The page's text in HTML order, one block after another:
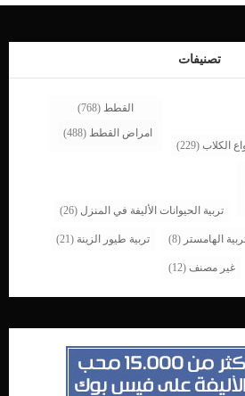
تصنيفات
الكلاب (229)
القطط (768)
امراض القطط (488)
تربية الحيوانات الأليفة في المنزل (26)
الهامستر (8) تربية طيور الزينة (21)
غير مصنف (12)